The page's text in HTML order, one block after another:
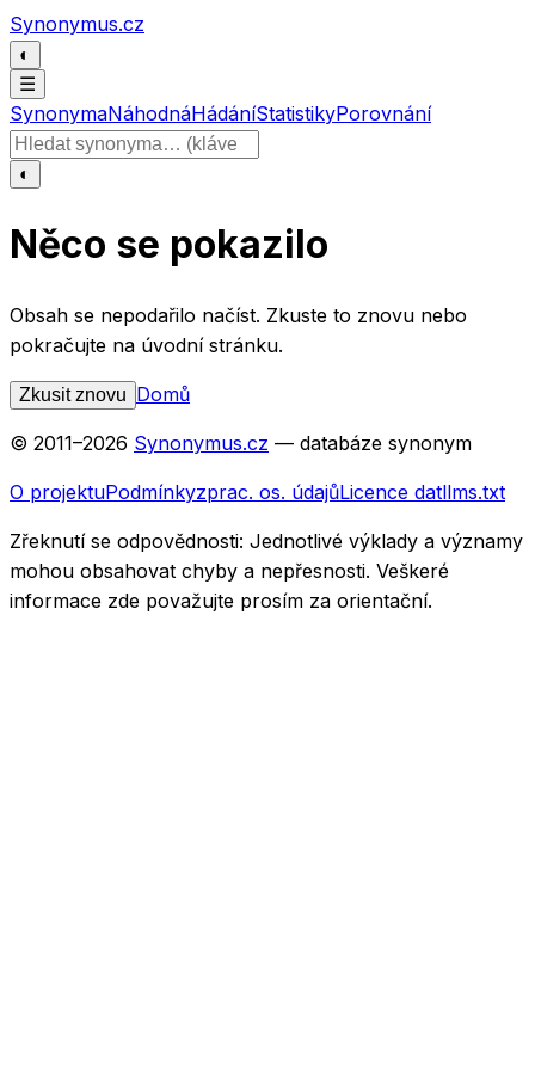
Přeskočit na obsah
Synonymus.cz
◐
☰
SynonymaNáhodnáHádáníStatistikyPorovnání
Hledat slovo
◐
Něco se pokazilo
Obsah se nepodařilo načíst. Zkuste to znovu nebo
pokračujte na úvodní stránku.
Zkusit znovu Domů
© 2011–2026 Synonymus.cz — databáze synonym
O projektuPodmínkyzprac. os. údajůLicence datllms.txt
Zřeknutí se odpovědnosti: Jednotlivé výklady a významy
mohou obsahovat chyby a nepřesnosti. Veškeré
informace zde považujte prosím za orientační.